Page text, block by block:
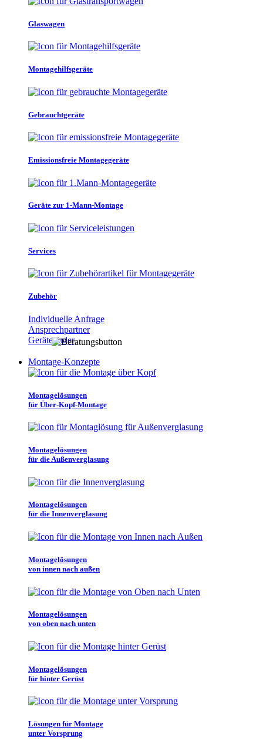
Glaswagen
Montagehilfsgeräte
Gebrauchtgeräte
Emissionsfreie Montagegeräte
Geräte zur 1-Mann-Montage
Services
Zubehör
Individuelle Anfrage
Ansprechpartner
Gerätefinder
Montage-Konzepte
Montagelösungen
für Über-Kopf-Montage
Montagelösungen
für die Außenverglasung
Montagelösungen
für die Innenverglasung
Montagelösungen
von innen nach außen
Montagelösungen
von oben nach unten
Montagelösungen
für hinter Gerüst
Lösungen für Montage
unter Vorsprung